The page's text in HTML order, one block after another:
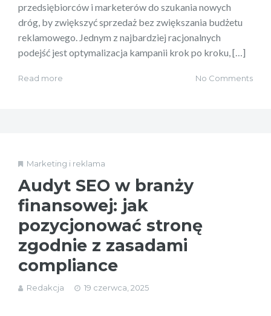
przedsiębiorców i marketerów do szukania nowych
dróg, by zwiększyć sprzedaż bez zwiększania budżetu
reklamowego. Jednym z najbardziej racjonalnych
podejść jest optymalizacja kampanii krok po kroku, […]
Read more No Comments
Marketing i reklama
Audyt SEO w branży
finansowej: jak
pozycjonować stronę
zgodnie z zasadami
compliance
Redakcja 19 czerwca, 2025